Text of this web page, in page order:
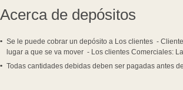
Acerca de depósitos
Se le puede cobrar un depósito a Los clientes -
lugar a que se va mover - Los clientes Comerciales:
Todas cantidades debidas deben ser pagadas antes